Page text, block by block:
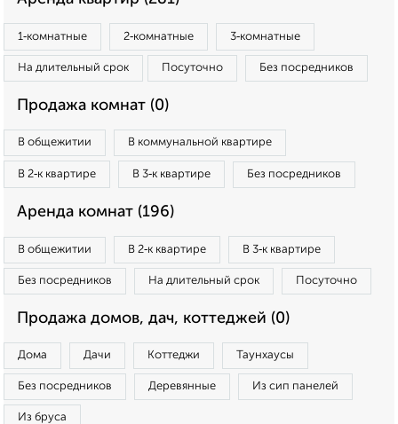
1‑комнатные 2‑комнатные 3‑комнатные
На длительный срок Посуточно Без посредников
Продажа комнат (0)
В общежитии В коммунальной квартире
В 2‑к квартире В 3‑к квартире Без посредников
Аренда комнат (196)
В общежитии В 2‑к квартире В 3‑к квартире
Без посредников На длительный срок Посуточно
Продажа домов, дач, коттеджей (0)
Дома Дачи Коттеджи Таунхаусы
Без посредников Деревянные Из сип панелей
Из бруса